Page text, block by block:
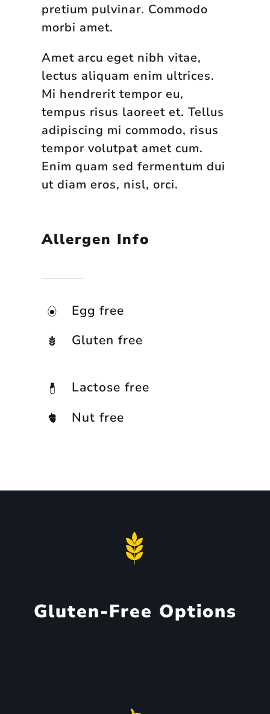
pretium pulvinar. Commodo
morbi amet.
Amet arcu eget nibh vitae,
lectus aliquam enim ultrices.
Mi hendrerit tempor eu,
tempus risus laoreet et. Tellus
adipiscing mi commodo, risus
tempor volutpat amet cum.
Enim quam sed fermentum dui
ut diam eros, nisl, orci.
Allergen Info
Egg free
Gluten free
Lactose free
Nut free
Gluten-Free Options